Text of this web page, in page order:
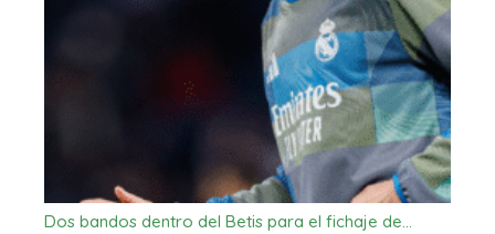
Dos bandos dentro del Betis para el fichaje de…